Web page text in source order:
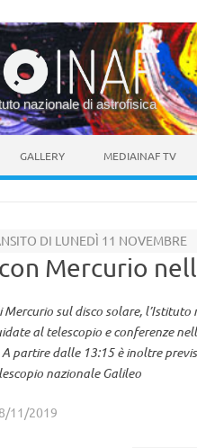
nazionale di astrofisica
GALLERY MEDIAINAF TV
DI LUNEDÌ 11 NOVEMBRE
Mercurio
sul disco solare,
al telescopio e conferenze
partire dalle 13:15 è inoltre
nazionale Galileo
11/2019